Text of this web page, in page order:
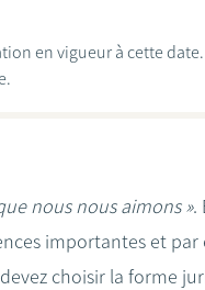
en vigueur à cette
nous nous aimons ».
importantes et
devez choisir la forme